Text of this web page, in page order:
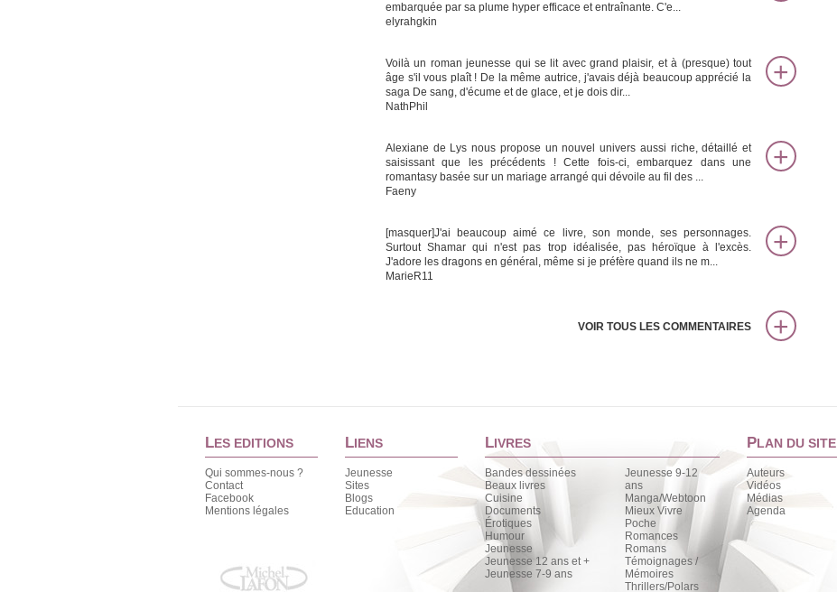
embarquée par sa plume hyper efficace et entraînante. C'e...
elyrahgkin
Voilà un roman jeunesse qui se lit avec grand plaisir, et à (presque) tout
âge s'il vous plaît ! De la même autrice, j'avais déjà beaucoup apprécié la
saga De sang, d'écume et de glace, et je dois dir...
NathPhil
Alexiane de Lys nous propose un nouvel univers aussi riche, détaillé et
saisissant que les précédents ! Cette fois-ci, embarquez dans une
romantasy basée sur un mariage arrangé qui dévoile au fil des ...
Faeny
[masquer]J'ai beaucoup aimé ce livre, son monde, ses personnages.
Surtout Shamar qui n'est pas trop idéalisée, pas héroïque à l'excès.
J'adore les dragons en général, même si je préfère quand ils ne m...
MarieR11
VOIR TOUS LES COMMENTAIRES
LES EDITIONS
Qui sommes-nous ?
Contact
Facebook
Mentions légales
LIENS
Jeunesse
Sites
Blogs
Education
LIVRES
Bandes dessinées
Beaux livres
Cuisine
Documents
Érotiques
Humour
Jeunesse
Jeunesse 12 ans et +
Jeunesse 7-9 ans
Jeunesse 9-12
ans
Manga/Webtoon
Mieux Vivre
Poche
Romances
Romans
Témoignages /
Mémoires
Thrillers/Polars
PLAN DU SITE
Auteurs
Vidéos
Médias
Agenda